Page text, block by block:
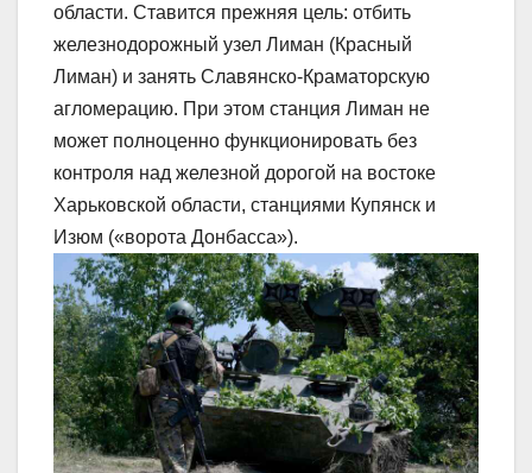
области. Ставится прежняя цель: отбить
железнодорожный узел Лиман (Красный
Лиман) и занять Славянско-Краматорскую
агломерацию. При этом станция Лиман не
может полноценно функционировать без
контроля над железной дорогой на востоке
Харьковской области, станциями Купянск и
Изюм («ворота Донбасса»).